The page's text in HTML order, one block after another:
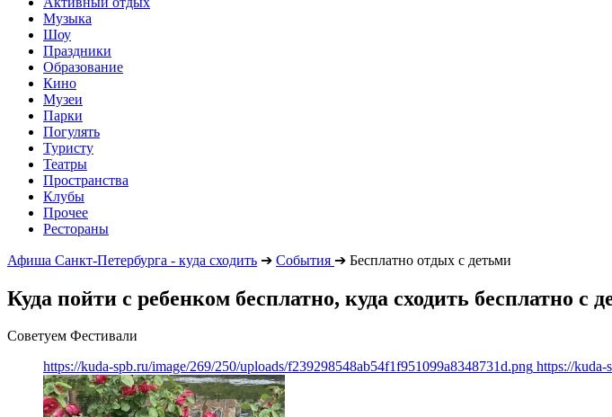
Музыка
Шоу
Праздники
Образование
Кино
Музеи
Парки
Погулять
Туристу
Театры
Пространства
Клубы
Прочее
Рестораны
Афиша Санкт-Петербурга - куда сходить ➔ События ➔ Бесплатно отдых с детьми
Куда пойти с ребенком бесплатно, куда сходить бесплатно с
Советуем Фестивали
https://kuda-spb.ru/image/269/250/uploads/f239298548ab54f1f951099a8348731d.png https://kuda-